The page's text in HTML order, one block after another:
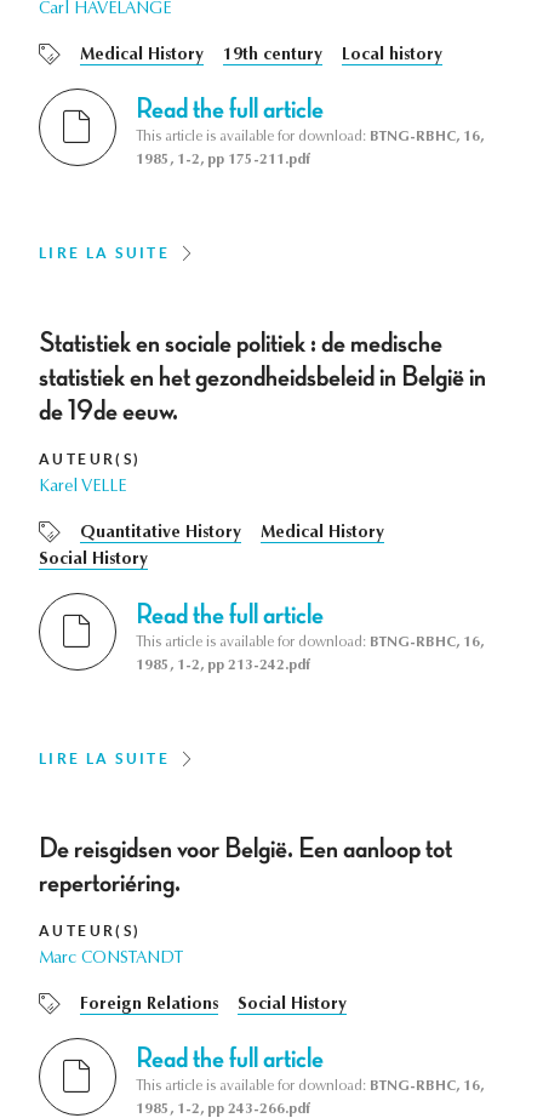
Carl HAVELANGE
Medical History 19th century Local history
Read the full article
This article is available for download: BTNG-RBHC, 16,
1985, 1-2, pp 175-211.pdf
LIRE LA SUITE
Statistiek en sociale politiek : de medische
statistiek en het gezondheidsbeleid in België in
de 19de eeuw.
AUTEUR(S)
Karel VELLE
Quantitative History
Medical History
Social History
Read the full article
This article is available for download: BTNG-RBHC, 16,
1985, 1-2, pp 213-242.pdf
LIRE LA SUITE
De reisgidsen voor België. Een aanloop tot
repertoriéring.
AUTEUR(S)
Marc CONSTANDT
Foreign Relations Social History
Read the full article
This article is available for download: BTNG-RBHC, 16,
1985, 1-2, pp 243-266.pdf